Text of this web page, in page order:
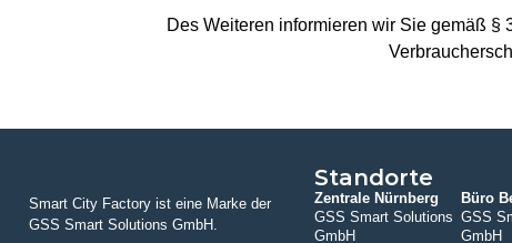
Des Weiteren informieren wir Sie gemäß §
Smart City Factory ist eine Marke der
GSS Smart Solutions GmbH.
Standorte
Zentrale Nürnberg
GSS Smart Solutions
GmbH
Büro
GSS
GmbH